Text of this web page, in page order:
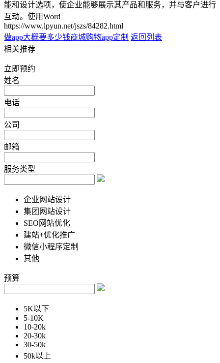
能和设计选项，使企业能够展示其产品和服务，并与客户进行
互动。使用Word
https://www.lpyun.net/jszs/84282.html
做app大概要多少钱商城购物app定制 返回列表
相关推荐
立即预约
姓名
电话
公司
邮箱
服务类型
企业网站设计
集团网站设计
SEO网站优化
建站+优化推广
微信小程序定制
其他
预算
5K以下
5-10K
10-20k
20-30k
30-50k
50k以上